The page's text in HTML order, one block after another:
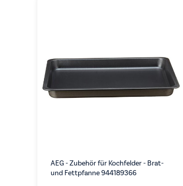
AEG - Zubehör für Kochfelder - Brat-
und Fettpfanne 944189366